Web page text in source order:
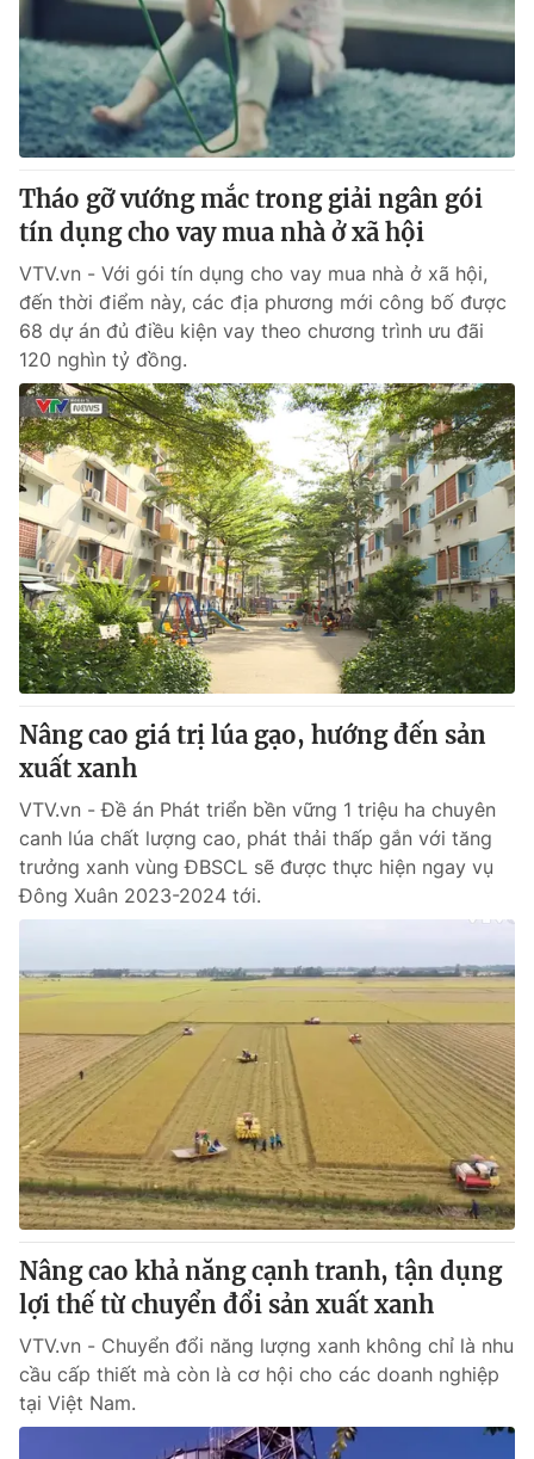
Thị trường
Tư vấn
Lịch phát sóng
Chuyên mục khác
Emagazine Podcast
Photo Infographic
Video Shorts video
VTV Money
VTV Sức khoẻ Bất động sản
Thị trường 24h Tấm lòng Việt
VTV4 Vươn mình bằng AI
VTV9 VTV8
Liên hệ tòa soạn English
THỜI BÁO VTV
Theo dõi báo trên
Cơ quan chủ quản:Đài Truyền hình Việt Nam
Cơ quan báo chí:
Thời báo VTV
Giấy phép hoạt động báo in và báo điện tử số 483/GP-BTTTT
cấp ngày 29/12/2023
Tổng Biên tập:
Vũ Thanh Thủy
Phó Tổng Biên tập: Nguyễn Thị Mỹ Hạnh, Phạm Quốc Thắng,
Nguyễn Trọng Ninh
Tổng đài VTV:024.38 355 931 - 024.38 355 932
Ðiện thoại Thời báo VTV:024.66 897 897
Email:toasoan@vtv.vn
Liên hệ quảng cáo:024-7300.7108
Tháo gỡ vướng mắc trong giải ngân gói
tín dụng cho vay mua nhà ở xã hội
VTV.vn - Với gói tín dụng cho vay mua nhà ở xã hội,
đến thời điểm này, các địa phương mới công bố được
68 dự án đủ điều kiện vay theo chương trình ưu đãi
120 nghìn tỷ đồng.
Nâng cao giá trị lúa gạo, hướng đến sản
xuất xanh
VTV.vn - Đề án Phát triển bền vững 1 triệu ha chuyên
canh lúa chất lượng cao, phát thải thấp gắn với tăng
trưởng xanh vùng ĐBSCL sẽ được thực hiện ngay vụ
Đông Xuân 2023-2024 tới.
Nâng cao khả năng cạnh tranh, tận dụng
lợi thế từ chuyển đổi sản xuất xanh
VTV.vn - Chuyển đổi năng lượng xanh không chỉ là nhu
cầu cấp thiết mà còn là cơ hội cho các doanh nghiệp
tại Việt Nam.